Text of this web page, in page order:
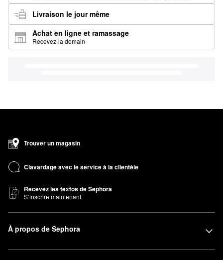
Livraison le jour même
Achat en ligne et ramassage
Recevez-la demain
Trouver un magasin
Clavardage avec le service à la clientèle
Recevez les textos de Sephora
S’inscrire maintenant
À propos de Sephora